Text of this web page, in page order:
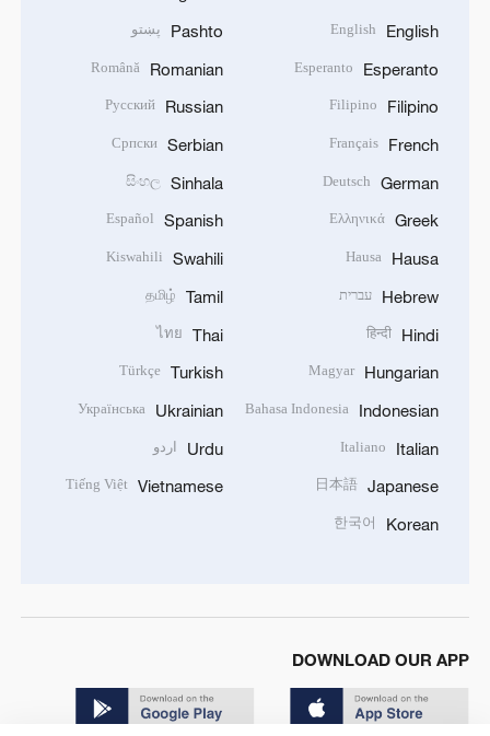
English
English
Esperanto
Esperanto
Filipino
Filipino
French
Français
German
Deutsch
Greek
Ελληνικά
Hausa
Hausa
Hebrew עברית
Hindi
हिन्दी
Hungarian
Magyar
Indonesian
Bahasa Indonesia
Italian
Italiano
Japanese
日本語
Korean
한국어
Pashto پښتو
Romanian
Română
Russian
Русский
Serbian
Српски
Sinhala
සිංහල
Spanish
Español
Swahili
Kiswahili
Tamil
தமிழ்
Thai
ไทย
Turkish
Türkçe
Ukrainian
Українська
Urdu اردو
Vietnamese
Tiếng Việt
DOWNLOAD OUR APP